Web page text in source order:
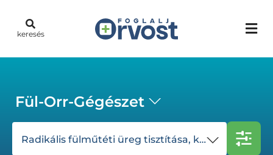
keresés
Fül-Orr-Gégészet
Radikális fülműtéti üreg tisztítása, kezelése